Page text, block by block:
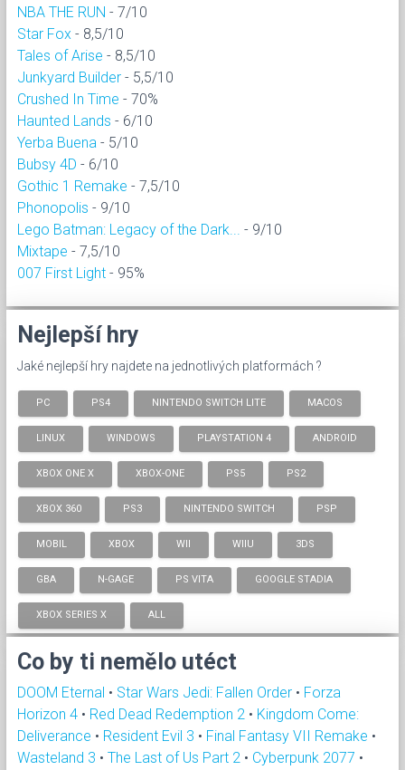
NBA THE RUN - 7/10
Star Fox - 8,5/10
Tales of Arise - 8,5/10
Junkyard Builder - 5,5/10
Crushed In Time - 70%
Haunted Lands - 6/10
Yerba Buena - 5/10
Bubsy 4D - 6/10
Gothic 1 Remake - 7,5/10
Phonopolis - 9/10
Lego Batman: Legacy of the Dark...
- 9/10
Mixtape - 7,5/10
007 First Light - 95%
Nejlepší hry
Jaké nejlepší hry najdete na jednotlivých platformách ?
PC PS4 NINTENDO SWITCH LITE MACOS
LINUX WINDOWS PLAYSTATION 4 ANDROID
XBOX ONE X XBOX-ONE PS5 PS2
XBOX 360 PS3 NINTENDO SWITCH PSP
MOBIL XBOX WII WIIU 3DS
GBA N-GAGE PS VITA GOOGLE STADIA
XBOX SERIES X ALL
Co by ti nemělo utéct
DOOM Eternal • Star Wars Jedi: Fallen Order • Forza
Horizon 4 • Red Dead Redemption 2 • Kingdom Come:
Deliverance • Resident Evil 3 • Final Fantasy VII Remake •
Wasteland 3 • The Last of Us Part 2 • Cyberpunk 2077 •